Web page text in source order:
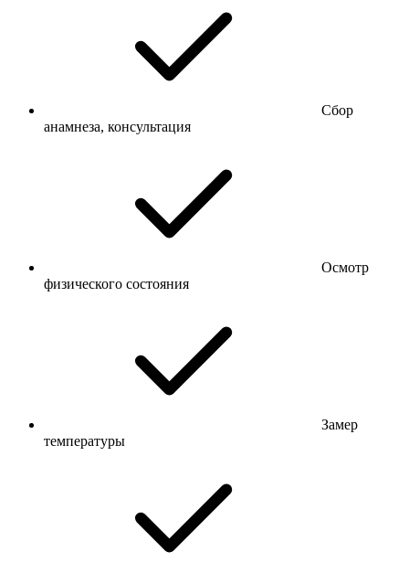
Сбор
анамнеза, консультация
Осмотр
физического состояния
Замер
температуры